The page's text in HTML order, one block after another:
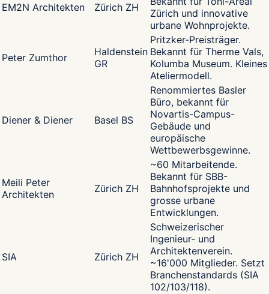
EM2N Architekten Zürich ZH
Zürich und innovative
urbane Wohnprojekte.
Peter Zumthor
Haldenstein
GR
Pritzker-Preisträger.
Bekannt für Therme Vals,
Kolumba Museum. Kleines
Ateliermodell.
Diener & Diener Basel BS
Renommiertes Basler
Büro, bekannt für
Novartis-Campus-
Gebäude und
europäische
Wettbewerbsgewinne.
Meili Peter
Architekten
Zürich ZH
~60 Mitarbeitende.
Bekannt für SBB-
Bahnhofsprojekte und
grosse urbane
Entwicklungen.
SIA Zürich ZH
Schweizerischer
Ingenieur- und
Architektenverein.
~16'000 Mitglieder. Setzt
Branchenstandards (SIA
102/103/118).